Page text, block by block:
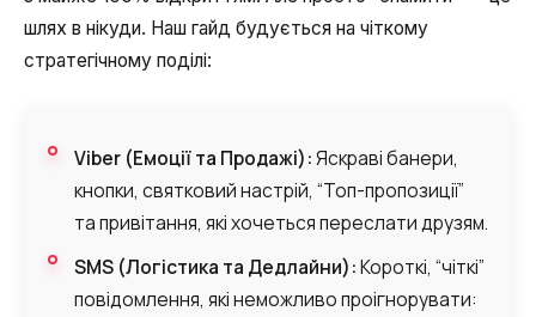
SMS-розсилки
Голосове привітання
Сервіс підтвердження номера
телефону
Інтеграція з IP телефонією
шлях в нікуди. Наш гайд будується на чіткому
стратегічному поділі:
Viber (Емоції та Продажі):Яскраві банери,
кнопки, святковий настрій, “Топ-пропозиції”
та привітання, які хочеться переслати друзям.
SMS (Логістика та Дедлайни):Короткі, “чіткі”
повідомлення, які неможливо проігнорувати: